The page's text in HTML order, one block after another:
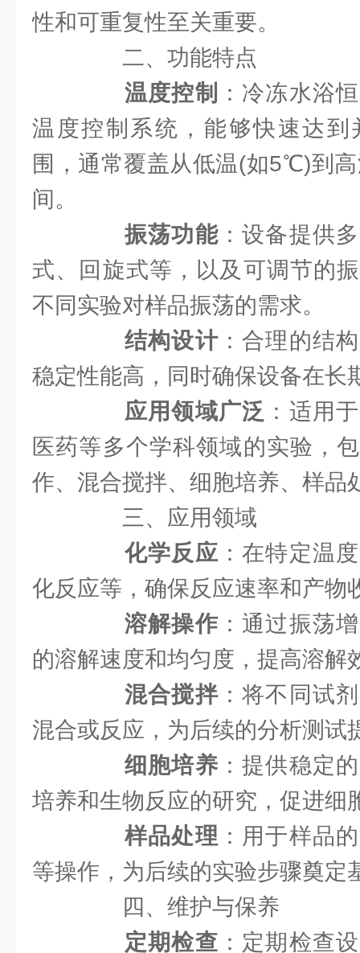
性和可重复性至关重要。
二、功能特点
温度控制
：冷冻水浴
温度控制系统，能够快速达到
围，通常覆盖从低温(如5℃)到
间。
振荡功能：设备提供
式、回旋式等，以及可调节的
不同实验对样品振荡的需求。
结构设计：合理的结
稳定性能高，同时确保设备在长
应用领域广泛 ：适用
医药等多个学科领域的实验，
作、混合搅拌、细胞培养、样品
三、应用领域
化学反应 ：在特定温
化反应等，确保反应速率和产物
溶解操作：通过振荡
的溶解速度和均匀度，提高溶解
混合搅拌：将不同试
混合或反应，为后续的分析测试
细胞培养：提供稳定
培养和生物反应的研究，促进细
样品处理 ：用于样品
等操作，为后续的实验步骤奠定
四、维护与保养
定期检查 ：定期检查